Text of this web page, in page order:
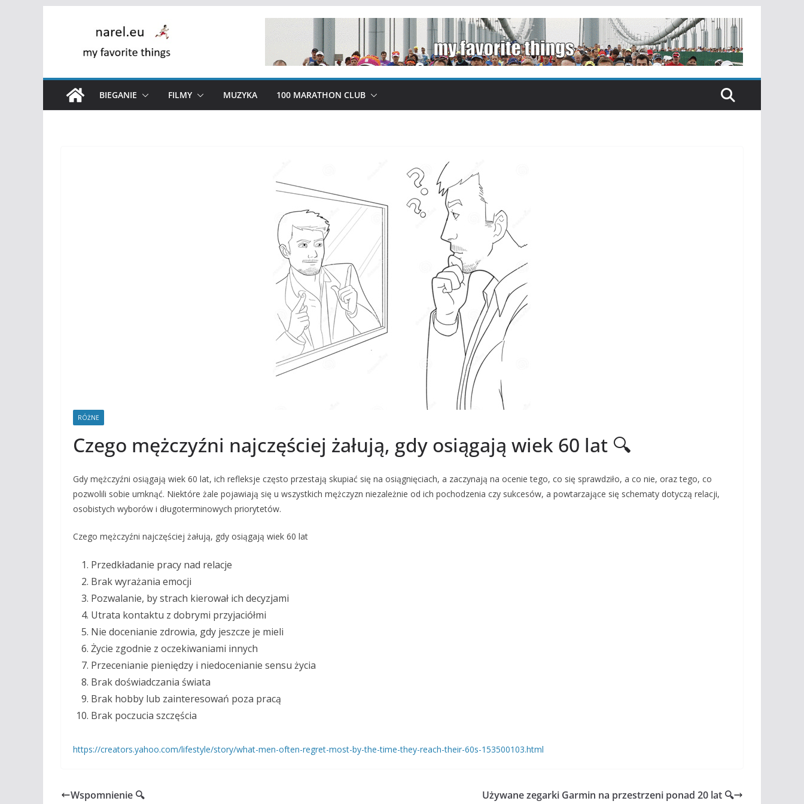
BIEGANIE FILMY MUZYKA 100 MARATHON CLUB
RÓŻNE
Czego mężczyźni najczęściej żałują, gdy osiągają wiek 60 lat 🔍
Gdy mężczyźni osiągają wiek 60 lat, ich refleksje często przestają skupiać się na osiągnięciach, a zaczynają na ocenie tego, co się sprawdziło, a co nie, oraz tego, co
pozwolili sobie umknąć. Niektóre żale pojawiają się u wszystkich mężczyzn niezależnie od ich pochodzenia czy sukcesów, a powtarzające się schematy dotyczą relacji,
osobistych wyborów i długoterminowych priorytetów.
Czego mężczyźni najczęściej żałują, gdy osiągają wiek 60 lat
Przedkładanie pracy nad relacje
Brak wyrażania emocji
Pozwalanie, by strach kierował ich decyzjami
Utrata kontaktu z dobrymi przyjaciółmi
Nie docenianie zdrowia, gdy jeszcze je mieli
Życie zgodnie z oczekiwaniami innych
Przecenianie pieniędzy i niedocenianie sensu życia
Brak doświadczania świata
Brak hobby lub zainteresowań poza pracą
Brak poczucia szczęścia
https://creators.yahoo.com/lifestyle/story/what-men-often-regret-most-by-the-time-they-reach-their-60s-153500103.html
Wspomnienie 🔍 Używane zegarki Garmin na przestrzeni ponad 20 lat 🔍